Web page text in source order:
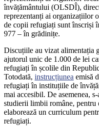
învățământului (OLSDÎ),
reprezentanți ai organizațiilor
de copii refugiați sunt înscriși
977 – în grădinițe.
Discuțiile au vizat alimentația
ajutorul unic de 1.000 de lei
refugiați în școlile din
Totodată, instrucțiunea emisă
refugiați în instituțiile de
mai accesibil. De asemenea,
studierii limbii române, pentru
elaborează un curriculum
refugiați.